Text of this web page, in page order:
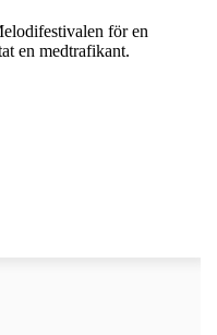
för en
en medtrafikant.